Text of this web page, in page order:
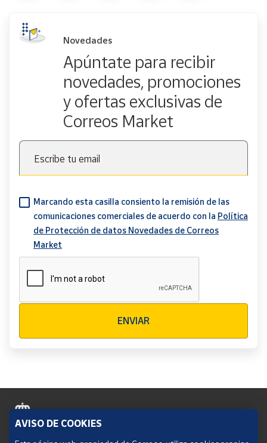
Novedades
Apúntate para recibir
novedades, promociones
y ofertas exclusivas de
Correos Market
Escribe tu email
Marcando esta casilla consiento la remisión de las
comunicaciones comerciales de acuerdo con la Política
de Protección de datos Novedades de Correos
Market
ENVIAR
Política de cookies
AVISO DE COOKIES